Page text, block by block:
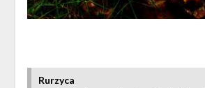
Rurzyca